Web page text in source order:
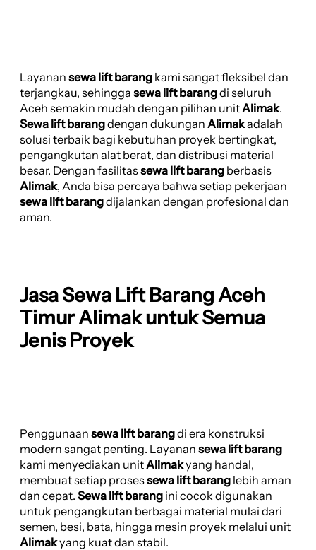
Layanan sewa lift barang kami sangat fleksibel dan
terjangkau, sehingga sewa lift barangdi seluruh
Aceh semakin mudah dengan pilihan unit Alimak.
Sewa lift barangdengan dukungan Alimakadalah
solusi terbaik bagi kebutuhan proyek bertingkat,
pengangkutan alat berat, dan distribusi material
besar. Dengan fasilitassewa lift barang berbasis
Alimak, Anda bisa percaya bahwa setiap pekerjaan
sewa lift barangdijalankan dengan profesional dan
aman.
Jasa Sewa Lift Barang Aceh
Timur Alimak untuk Semua
Jenis Proyek
Penggunaan sewa lift barangdi era konstruksi
modern sangat penting. Layanan sewa lift barang
kami menyediakan unit Alimakyang handal,
membuat setiap prosessewa lift barang lebih aman
dan cepat. Sewa lift barang ini cocok digunakan
untuk pengangkutan berbagai material mulai dari
semen, besi, bata, hingga mesin proyek melalui unit
Alimakyang kuat dan stabil.